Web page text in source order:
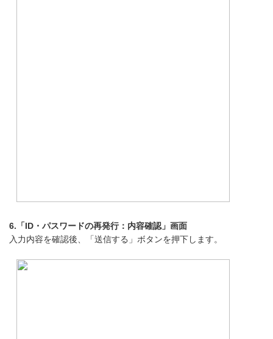
6.「ID・パスワードの再発行：内容確認」画面
入力内容を確認後、「送信する」ボタンを押下します。